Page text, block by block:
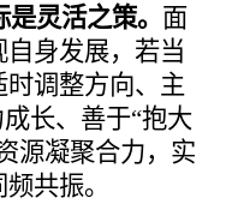
灵活之策。 面
身发展，若当
调整方向、主
长、善于“抱大
源凝聚合力，实
共振。